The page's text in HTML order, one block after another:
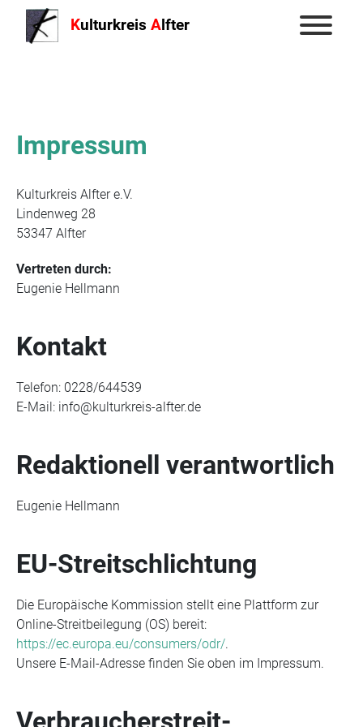
Kulturkreis Alfter
Impressum
Kulturkreis Alfter e.V.
Lindenweg 28
53347 Alfter
Vertreten durch:
Eugenie Hellmann
Kontakt
Telefon: 0228/644539
E-Mail: info@kulturkreis-alfter.de
Redaktionell verantwortlich
Eugenie Hellmann
EU-Streitschlichtung
Die Europäische Kommission stellt eine Plattform zur
Online-Streitbeilegung (OS) bereit:
https://ec.europa.eu/consumers/odr/.
Unsere E-Mail-Adresse finden Sie oben im Impressum.